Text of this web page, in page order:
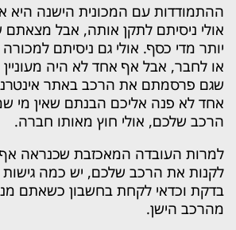
ההתמודדות עם המכונית הישנה היא
אולי ניסיתם לתקן אותה, אבל מצאתם
יותר מדי כסף. אולי גם ניסיתם
או לחבר, אבל אף אחד לא היה מעוניין
שגם פרסמתם את הרכב באתר
אחד לא פנה אליכם הבנתם שאין מי
הרכב שלכם, אולי חוץ מאותו חברה.
למרות העובדה המאכזבת שכנראה אף
לקנות את הרכב שלכם, יש כמה גישות
בדקת וכדאי לקחת בחשבון כשאתם
מהרכב הישן.